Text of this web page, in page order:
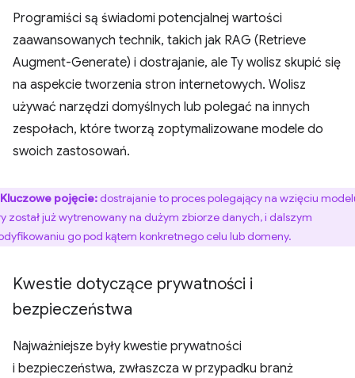
Programiści są świadomi potencjalnej wartości
zaawansowanych technik, takich jak RAG (Retrieve
Augment-Generate) i dostrajanie, ale Ty wolisz skupić się
na aspekcie tworzenia stron internetowych. Wolisz
używać narzędzi domyślnych lub polegać na innych
zespołach, które tworzą zoptymalizowane modele do
swoich zastosowań.
Kluczowe pojęcie:dostrajanie to proces polegający na wzięciu
został już wytrenowany na dużym zbiorze danych, i dalszym
go pod kątem konkretnego celu lub domeny.
Kwestie dotyczące prywatności i
bezpieczeństwa
Najważniejsze były kwestie prywatności
i bezpieczeństwa, zwłaszcza w przypadku branż